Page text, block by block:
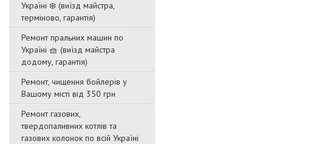
Україні ❄️ (виїзд майстра,
терміново, гарантія)
Ремонт пральних машин по
Україні 🧺 (виїзд майстра
додому, гарантія)
Ремонт, чищення бойлерів у
Вашому місті від 350 грн
Ремонт газових,
твердопаливних котлів та
газових колонок по всій Україні